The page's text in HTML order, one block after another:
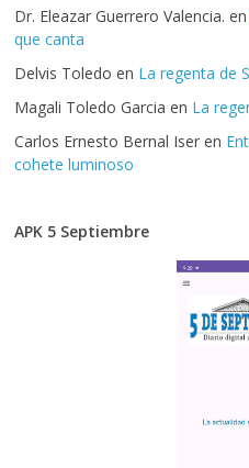
Dr. Eleazar Guerrero Valencia. en
que canta
Delvis Toledo en La regenta de
Magali Toledo Garcia en La
Carlos Ernesto Bernal Iser en
cohete luminoso
APK 5 Septiembre